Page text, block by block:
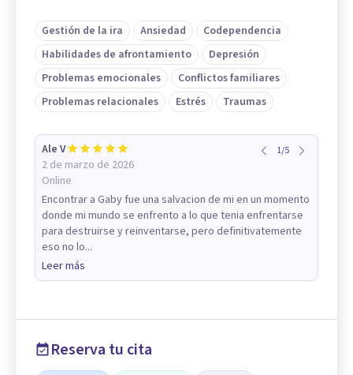
Gestión de la ira Ansiedad
Codependencia
Habilidades de afrontamiento
Depresión
Problemas emocionales
Conflictos familiares
Problemas relacionales
Estrés Traumas
Ale V
2 de marzo de 2026
Online
1/5
Encontrar a Gaby fue una salvacion de mi en un momento
donde mi mundo se enfrento a lo que tenia enfrentarse
para destruirse y reinventarse, pero definitivatemente
eso no lo...
Leer más
Reserva tu cita